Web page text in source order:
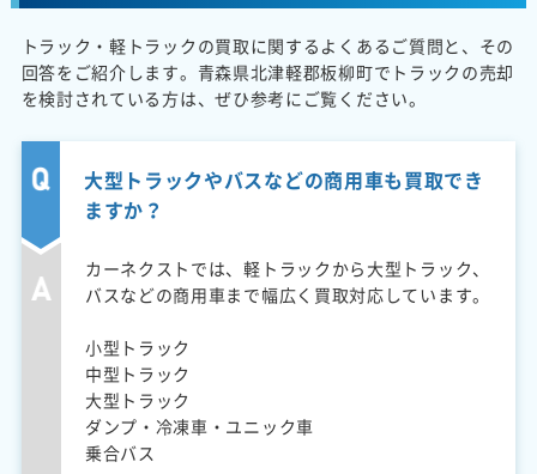
トラック・軽トラックの買取に関するよくあるご質問と、その
回答をご紹介します。青森県北津軽郡板柳町でトラックの売却
を検討されている方は、ぜひ参考にご覧ください。
大型トラックやバスなどの商用車も買取でき
ますか？
カーネクストでは、軽トラックから大型トラック、
バスなどの商用車まで幅広く買取対応しています。
小型トラック
中型トラック
大型トラック
ダンプ・冷凍車・ユニック車
乗合バス